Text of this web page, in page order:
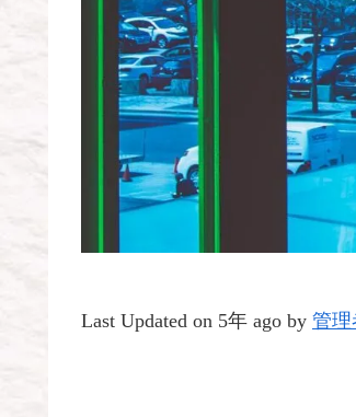
Last Updated on 5年 ago by 管理